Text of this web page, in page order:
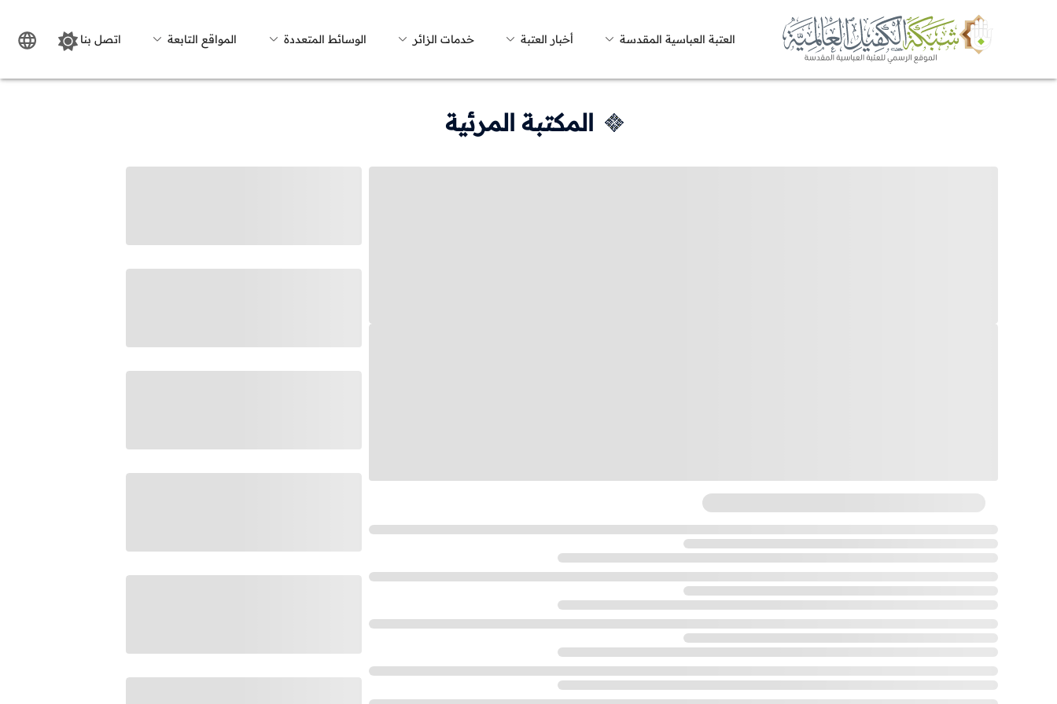
العتبة العباسية المقدسة أخبار العتبة خدمات الزائر الوسائط المتعددة المواقع التابعة اتصل بنا
المكتبة المرئية